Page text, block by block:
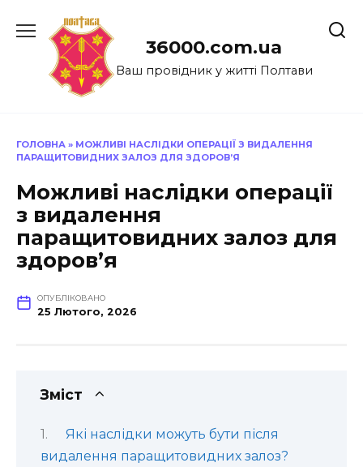
до
36000.com.ua
Ваш провідник у житті Полтави
ГОЛОВНА » МОЖЛИВІ НАСЛІДКИ ОПЕРАЦІЇ З ВИДАЛЕННЯ
ПАРАЩИТОВИДНИХ ЗАЛОЗ ДЛЯ ЗДОРОВ’Я
Можливі наслідки операції
з видалення
паращитовидних залоз для
здоров’я
ОПУБЛІКОВАНО
25 Лютого, 2026
Зміст
Які наслідки можуть бути після
видалення паращитовидних залоз?